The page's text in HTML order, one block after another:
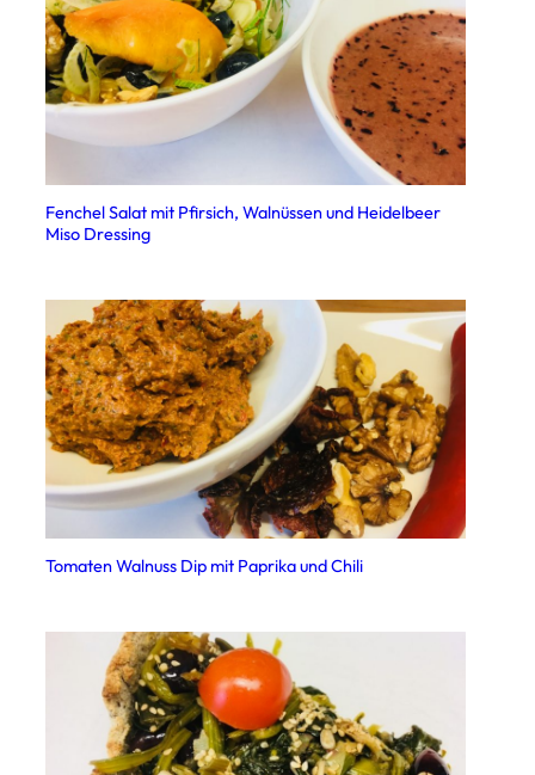
Fenchel Salat mit Pfirsich, Walnüssen und Heidelbeer
Miso Dressing
Tomaten Walnuss Dip mit Paprika und Chili